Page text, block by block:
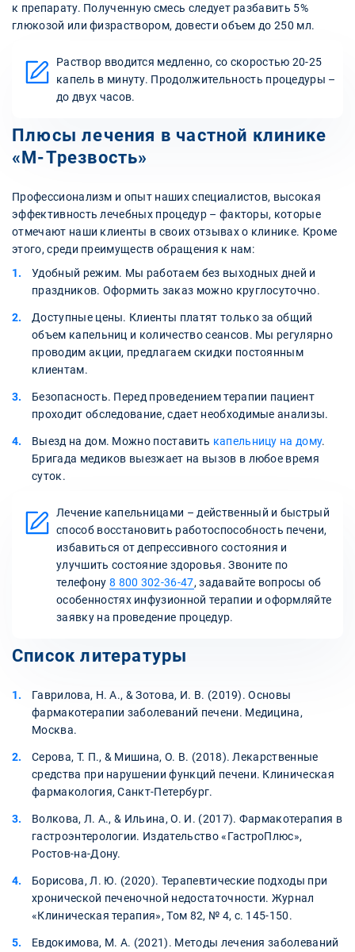
к препарату. Полученную смесь следует разбавить 5%
глюкозой или физраствором, довести объем до 250 мл.
Раствор вводится медленно, со скоростью 20-25
капель в минуту. Продолжительность процедуры –
до двух часов.
Плюсы лечения в частной клинике
«М-Трезвость»
Профессионализм и опыт наших специалистов, высокая
эффективность лечебных процедур – факторы, которые
отмечают наши клиенты в своих отзывах о клинике. Кроме
этого, среди преимуществ обращения к нам:
Удобный режим. Мы работаем без выходных дней и
праздников. Оформить заказ можно круглосуточно.
Доступные цены. Клиенты платят только за общий
объем капельниц и количество сеансов. Мы регулярно
проводим акции, предлагаем скидки постоянным
клиентам.
Безопасность. Перед проведением терапии пациент
проходит обследование, сдает необходимые анализы.
Выезд на дом. Можно поставить капельницу на дому.
Бригада медиков выезжает на вызов в любое время
суток.
Лечение капельницами – действенный и быстрый
способ восстановить работоспособность печени,
избавиться от депрессивного состояния и
улучшить состояние здоровья. Звоните по
телефону 8 800 302-36-47, задавайте вопросы об
особенностях инфузионной терапии и оформляйте
заявку на проведение процедур.
Список литературы
Гаврилова, Н. А., & Зотова, И. В. (2019). Основы
фармакотерапии заболеваний печени. Медицина,
Москва.
Серова, Т. П., & Мишина, О. В. (2018). Лекарственные
средства при нарушении функций печени. Клиническая
фармакология, Санкт-Петербург.
Волкова, Л. А., & Ильина, О. И. (2017). Фармакотерапия в
гастроэнтерологии. Издательство «ГастроПлюс»,
Ростов-на-Дону.
Борисова, Л. Ю. (2020). Терапевтические подходы при
хронической печеночной недостаточности. Журнал
«Клиническая терапия», Том 82, № 4, с. 145-150.
Евдокимова, М. А. (2021). Методы лечения заболеваний